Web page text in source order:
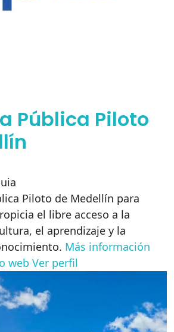
Pública Piloto
Piloto de Medellín para
el libre acceso a la
el aprendizaje y la
Más información
web Ver perfil